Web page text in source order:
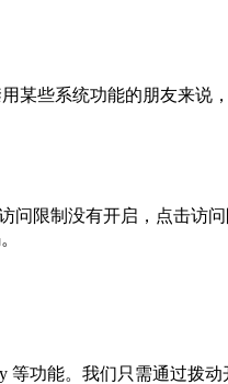
些系统功能的朋友来说
限制没有开启，点击访
等功能。我们只需通过拨